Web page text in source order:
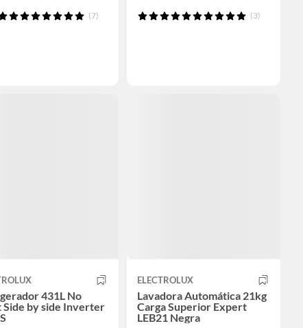
(7) (3)
431L No
Side by side Inverter
ELECTROLUX
Lavadora Automática 21kg
Carga Superior Expert
LEB21 Negra